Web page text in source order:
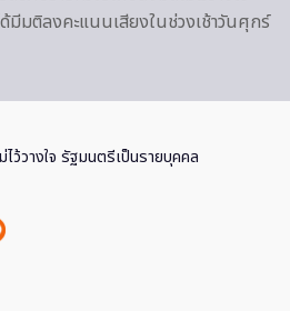
มีมติลงคะแนนเสียงในช่วงเช้าวันศุกร์
ว้วางใจ รัฐมนตรีเป็นรายบุคคล